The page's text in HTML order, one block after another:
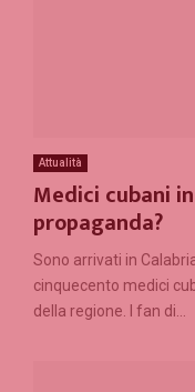
Attualità
Medici cubani
propaganda?
Sono arrivati in
cinquecento medici
della regione. I fan di...